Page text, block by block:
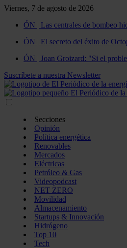
Viernes, 7 de agosto de 2026
ÓN | Las centrales de bombeo
ÓN | El secreto del éxito de
ÓN | Joan Groizard: "Si el
Suscríbete a nuestra Newsletter
Secciones
Opinión
Política energética
Renovables
Mercados
Eléctricas
Petróleo & Gas
Videopodcast
NET ZERO
Movilidad
Almacenamiento
Startups & Innovación
Hidrógeno
Top 10
Tech